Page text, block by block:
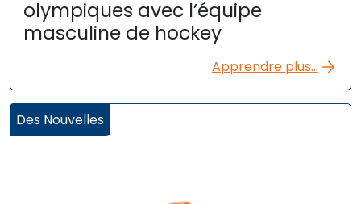
olympiques avec l’équipe
masculine de hockey
Apprendre plus...
Des Nouvelles